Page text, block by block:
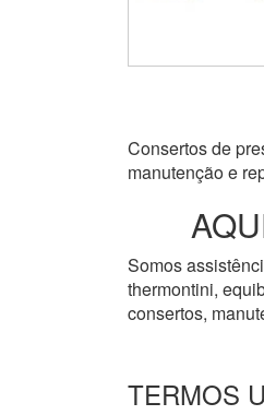
Consertos de
manutenção e
Somos
thermontini,
consertos,
TERMOS